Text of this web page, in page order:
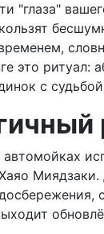
это
с